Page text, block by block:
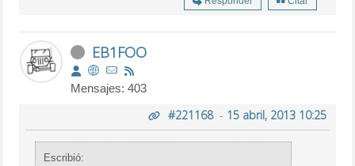
EB1FOO
Mensajes: 403
#221168- 15 abril, 2013 10:25
Escribió: